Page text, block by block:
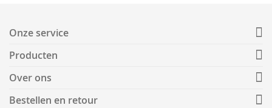
Onze service
Producten
Over ons
Bestellen en retour